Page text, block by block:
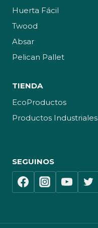
Huerta Fácil
Twood
Absar
Pelican Pallet
TIENDA
EcoProductos
Productos Industriales
SEGUINOS